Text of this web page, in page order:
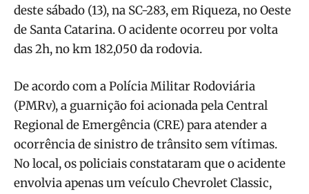
deste sábado (13), na SC-283, em Riqueza, no Oeste
de Santa Catarina. O acidente ocorreu por volta
das 2h, no km 182,050 da rodovia.
De acordo com a Polícia Militar Rodoviária
(PMRv), a guarnição foi acionada pela Central
Regional de Emergência (CRE) para atender a
ocorrência de sinistro de trânsito sem vítimas.
No local, os policiais constataram que o acidente
envolvia apenas um veículo Chevrolet Classic,